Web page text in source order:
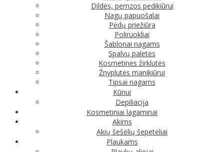
Dildės, pemzos pedikiūrui
Nagų papuošalai
Pėdų priežiūra
Poliruokliai
Šablonai nagams
Spalvų paletės
Kosmetinės žirklutės
Žnyplutės manikiūrui
Tipsai nagams
Kūnui
Depiliacija
Kosmetiniai lagaminai
Akims
Akių šešėlių šepetėliai
Plaukams